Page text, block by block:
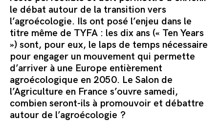
le débat autour de la transition vers
l’agroécologie. Ils ont posé l’enjeu dans le
titre même de TYFA : les dix ans (« Ten Years
») sont, pour eux, le laps de temps nécessaire
pour engager un mouvement qui permette
d’arriver à une Europe entièrement
agroécologique en 2050. Le Salon de
l’Agriculture en France s’ouvre samedi,
combien seront-ils à promouvoir et débattre
autour de l’agroécologie ?